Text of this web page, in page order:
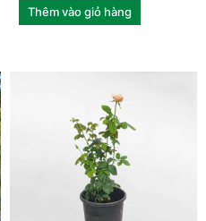
Thêm vào giỏ hàng